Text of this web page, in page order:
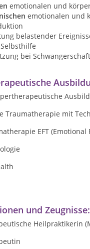
emotionalen und
emotionalen und
belastender
bei
Traumatherapie mit
EFT (Emotional
und Zeugnisse:
Heilpraktikerin